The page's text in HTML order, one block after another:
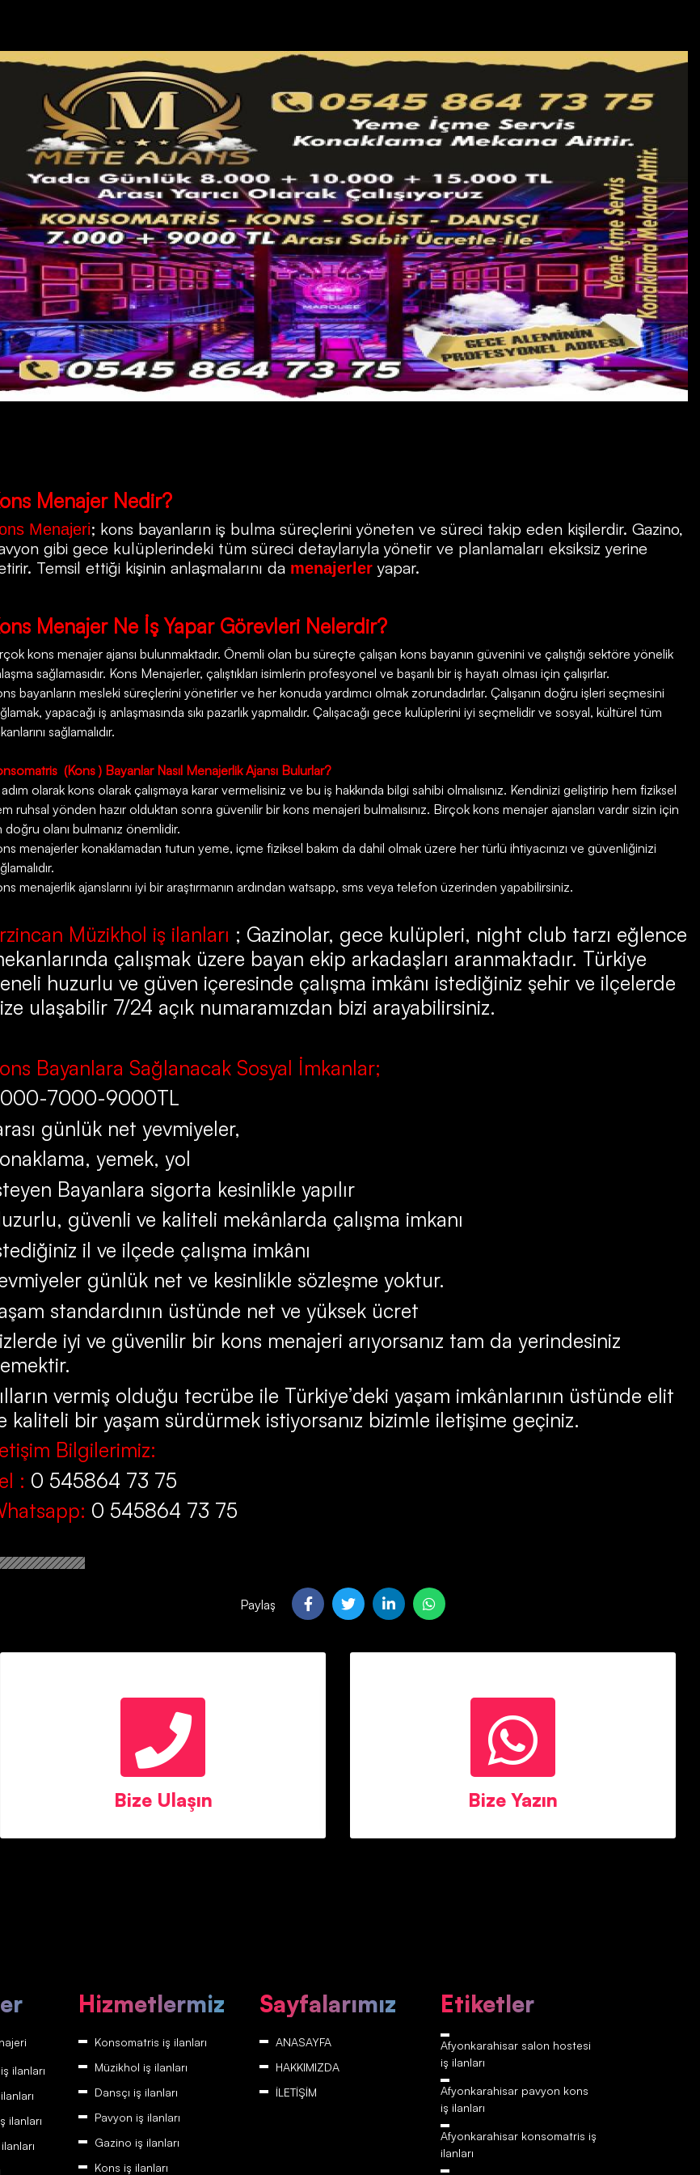
Menajer Nedir?
Menajeri; kons bayanların iş bulma süreçlerini yöneten ve süreci takip eden kişilerdir. Gazino,
gibi gece kulüplerindeki tüm süreci detaylarıyla yönetir ve planlamaları eksiksiz yerine
Temsil ettiği kişinin anlaşmalarını da menajerler yapar.
Menajer Ne İş Yapar Görevleri Nelerdir?
kons menajer ajansı bulunmaktadır. Önemli olan bu süreçte çalışan kons bayanın güvenini ve çalıştığı sektöre yönelik
sağlamasıdır. Kons Menajerler, çalıştıkları isimlerin profesyonel ve başarılı bir iş hayatı olması için çalışırlar.
bayanların mesleki süreçlerini yönetirler ve her konuda yardımcı olmak zorundadırlar. Çalışanın doğru işleri seçmesini
yapacağı iş anlaşmasında sıkı pazarlık yapmalıdır. Çalışacağı gece kulüplerini iyi seçmelidir ve sosyal, kültürel tüm
sağlamalıdır.
(Kons ) Bayanlar Nasıl Menajerlik Ajansı Bulurlar?
adım olarak kons olarak çalışmaya karar vermelisiniz ve bu iş hakkında bilgi sahibi olmalısınız. Kendinizi geliştirip hem fiziksel
ruhsal yönden hazır olduktan sonra güvenilir bir kons menajeri bulmalısınız. Birçok kons menajer ajansları vardır sizin için
doğru olanı bulmanız önemlidir.
menajerler konaklamadan tutun yeme, içme fiziksel bakım da dahil olmak üzere her türlü ihtiyacınızı ve güvenliğinizi
menajerlik ajanslarını iyi bir araştırmanın ardından watsapp, sms veya telefon üzerinden yapabilirsiniz.
Müzikhol iş ilanları ; Gazinolar, gece kulüpleri, night club tarzı eğlence
çalışmak üzere bayan ekip arkadaşları aranmaktadır. Türkiye
huzurlu ve güven içeresinde çalışma imkânı istediğiniz şehir ve ilçelerde
ulaşabilir 7/24 açık numaramızdan bizi arayabilirsiniz.
Bayanlara Sağlanacak Sosyal İmkanlar;
7000-9000TL
günlük net yevmiyeler,
yemek, yol
Bayanlara sigorta kesinlikle yapılır
güvenli ve kaliteli mekânlarda çalışma imkanı
il ve ilçede çalışma imkânı
günlük net ve kesinlikle sözleşme yoktur.
standardının üstünde net ve yüksek ücret
iyi ve güvenilir bir kons menajeri arıyorsanız tam da yerindesiniz
vermiş olduğu tecrübe ile Türkiye’deki yaşam imkânlarının üstünde elit
kaliteli bir yaşam sürdürmek istiyorsanız bizimle iletişime geçiniz.
Bilgilerimiz:
: 0 545864 73 75
0 545864 73 75
Paylaş
Bize Ulaşın Bize Yazın
ilanları
ilanları
Hizmetlermiz
Konsomatris iş ilanları
Müzikhol iş ilanları
Dansçı iş ilanları
Pavyon iş ilanları
Gazino iş ilanları
Kons iş ilanları
Sayfalarımız
ANASAYFA
HAKKIMIZDA
İLETİŞİM
Etiketler
Afyonkarahisar‎‎‎‎ salon hostesi
iş ilanları
Afyonkarahisar‎‎‎‎ pavyon kons
iş ilanları
Afyonkarahisar‎‎‎‎ konsomatris iş
ilanları